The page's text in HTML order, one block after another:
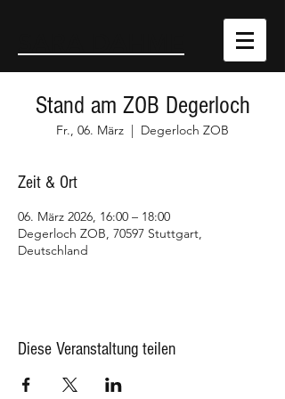
Stand am ZOB Degerloch
Fr., 06. März
  |
Degerloch ZOB
Zeit & Ort
06. März 2026, 16:00 – 18:00
Degerloch ZOB, 70597 Stuttgart,
Deutschland
Diese Veranstaltung teilen